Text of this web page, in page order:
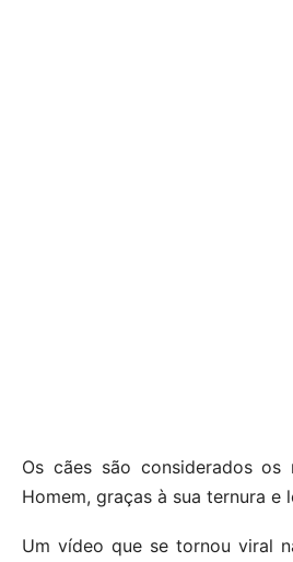
Os cães são considerados os
Homem, graças à sua ternura e
Um vídeo que se tornou viral